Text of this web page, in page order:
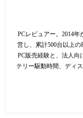
PCレビュアー。2014
営し、累計500台以上
PC販売経験と、法人向
テリー駆動時間、ディ